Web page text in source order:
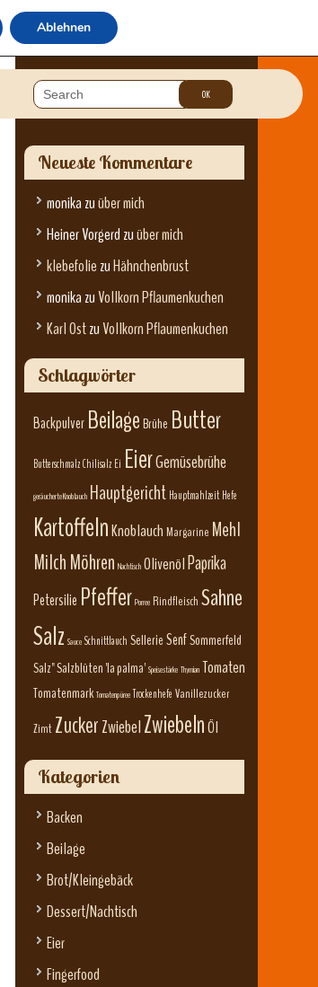
Neueste Kommentare
monika zuüber mich
Heiner Vorgerd zuüber mich
klebefolie zuHähnchenbrust
monika zuVollkorn Pflaumenkuchen
Karl OstzuVollkorn Pflaumenkuchen
Schlagwörter
Backpulver BeilageBrühe Butter
ButterschmalzChilisalz Ei EierGemüsebrühe
geräucherte Knoblauch Hauptgericht Hauptmahlzeit Hefe
KartoffelnKnoblauch Margarine Mehl
MilchMöhren Nachtisch OlivenölPaprika
Petersilie Pfeffer Porree Rindfleisch Sahne
Salz Sauce Schnittlauch SellerieSenfSommerfeld
Salz" Salzblüten 'la palma' Speisestärke Thymian Tomaten
Tomatenmark Tomatenpüree Trockenhefe Vanillezucker
Zimt ZuckerZwiebelZwiebelnÖl
Kategorien
Backen
Beilage
Brot/Kleingebäck
Dessert/Nachtisch
Eier
Fingerfood
Ablehnen